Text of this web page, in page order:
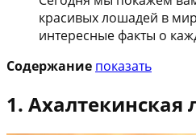
красивых лошадей в
интересные факты о
Содержание показать
1. Ахалтекинская